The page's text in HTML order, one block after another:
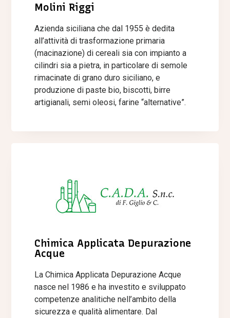
Molini Riggi
Azienda siciliana che dal 1955 è dedita
all’attività di trasformazione primaria
(macinazione) di cereali sia con impianto a
cilindri sia a pietra, in particolare di semole
rimacinate di grano duro siciliano, e
produzione di paste bio, biscotti, birre
artigianali, semi oleosi, farine “alternative”.
Chimica Applicata Depurazione
Acque
La Chimica Applicata Depurazione Acque
nasce nel 1986 e ha investito e sviluppato
competenze analitiche nell’ambito della
sicurezza e qualità alimentare. Dal